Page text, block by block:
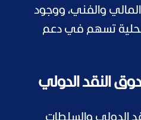
والفني، ووجود
تسهم في دعم
النقد الدولي
الدولي والسلطات